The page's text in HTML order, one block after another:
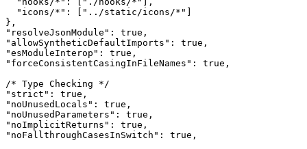
  "icons/*": ["../static/icons/*"]
},
"resolveJsonModule": true,
"allowSyntheticDefaultImports": true,
"esModuleInterop": true,
"forceConsistentCasingInFileNames": true,
/* Type Checking */
"strict": true,
"noUnusedLocals": true,
"noUnusedParameters": true,
"noImplicitReturns": true,
"noFallthroughCasesInSwitch": true,